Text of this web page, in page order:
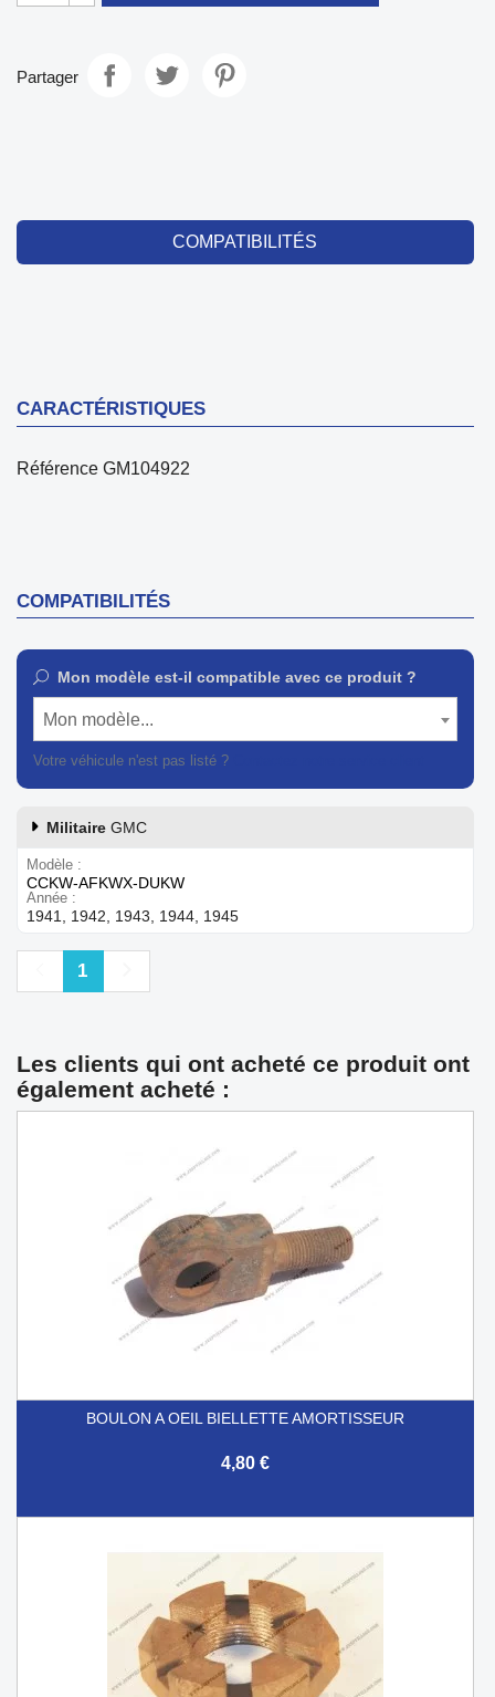
Partager
COMPATIBILITÉS
CARACTÉRISTIQUES
Référence GM104922
COMPATIBILITÉS
Mon modèle est-il compatible avec ce produit ?
Mon modèle...
Votre véhicule n'est pas listé ?
Militaire GMC
Modèle
CCKW-AFKWX-DUKW
Année
1941, 1942, 1943, 1944, 1945
Précédent
1
Les clients qui ont acheté ce produit ont
également acheté :
BOULON A OEIL BIELLETTE AMORTISSEUR
4,80 €